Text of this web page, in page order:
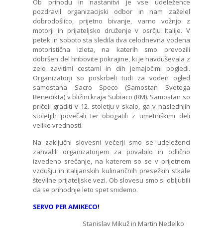
Ob prihodu in nastanitvi je vse udeležence
pozdravil organizacijski odbor in nam zaželel
dobrodošlico, prijetno bivanje, varno vožnjo z
motorji in prijateljsko druženje v osrčju Italije. V
petek in soboto sta sledila dva celodnevna vodena
motoristična izleta, na katerih smo prevozili
dobršen del hribovite pokrajine, ki je navduševala z
zelo zavitimi cestami in dih jemajočimi pogledi.
Organizatorji so poskrbeli tudi za voden ogled
samostana Sacro Speco (Samostan Svetega
Benedikta) v bližini kraja Subiaco (RM). Samostan so
pričeli graditi v 12. stoletju v skalo, ga v naslednjih
stoletjih povečali ter obogatili z umetniškimi deli
velike vrednosti.
Na zaključni slovesni večerji smo se udeleženci
zahvalili organizatorjem za povabilo in odlično
izvedeno srečanje, na katerem so se v prijetnem
vzdušju in italijanskih kulinaričnih presežkih stkale
številne prijateljske vezi. Ob slovesu smo si obljubili
da se prihodnje leto spet snidemo.
SERVO PER AMIKECO!
Stanislav Mikuž in Martin Nedelko